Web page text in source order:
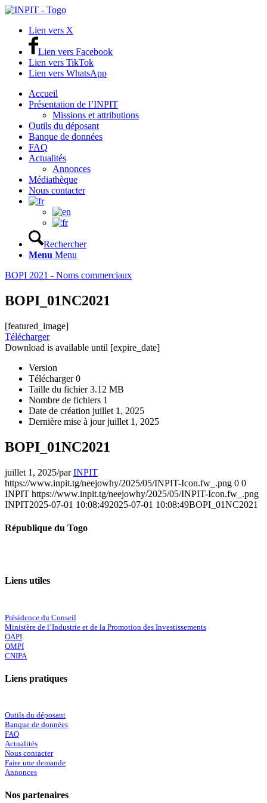
Lien vers X
Lien vers Facebook
Lien vers TikTok
Lien vers WhatsApp
Accueil
Présentation de l’INPIT
Missions et attributions
Outils du déposant
Banque de données
FAQ
Actualités
Annonces
Médiathèque
Nous contacter
Rechercher
Menu Menu
BOPI 2021 - Noms commerciaux
BOPI_01NC2021
[featured_image]
Télécharger
Download is available until [expire_date]
Version
Télécharger0
Taille du fichier3.12 MB
Nombre de fichiers 1
Date de création juillet 1, 2025
Dernière mise à jourjuillet 1, 2025
BOPI_01NC2021
juillet 1, 2025/parINPIT
https://www.inpit.tg/neejowhy/2025/05/INPIT-Icon.fw_.png 0 0
INPIT https://www.inpit.tg/neejowhy/2025/05/INPIT-Icon.fw_.png
INPIT2025-07-01 10:08:492025-07-01 10:08:49BOPI_01NC2021
République du Togo
Liens utiles
Présidence du Conseil
Ministère de l’Industrie et de la Promotion des Investissements
OAPI
OMPI
CNIPA
Liens pratiques
Outils du déposant
Banque de données
FAQ
Actualités
Nous contacter
Faire une demande
Annonces
Nos partenaires